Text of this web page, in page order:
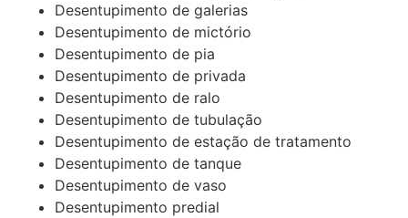
Desentupimento de galerias
Desentupimento de mictório
Desentupimento de pia
Desentupimento de privada
Desentupimento de ralo
Desentupimento de tubulação
Desentupimento de estação de tratamento
Desentupimento de tanque
Desentupimento de vaso
Desentupimento predial